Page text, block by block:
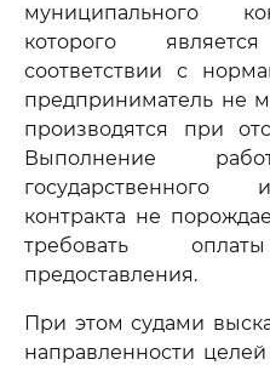
муниципального
которого
соответствии с
предприниматель не
производятся при
Выполнение
государственного
контракта не
требовать
предоставления.
При этом судами
направленности